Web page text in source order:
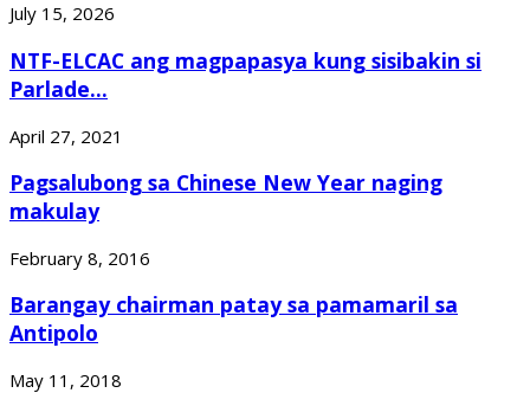
July 15, 2026
NTF-ELCAC ang magpapasya kung sisibakin si
Parlade...
April 27, 2021
Pagsalubong sa Chinese New Year naging
makulay
February 8, 2016
Barangay chairman patay sa pamamaril sa
Antipolo
May 11, 2018